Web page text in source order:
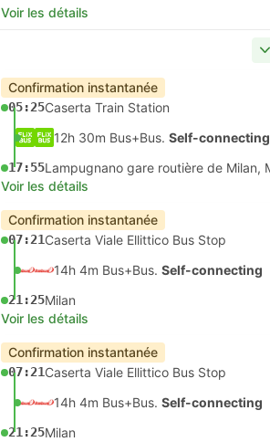
Voir les détails
Confirmation instantanée
05:25Caserta Train Station
12h 30m Bus+Bus. Self-connecting
17:55
Voir les détails
Confirmation instantanée
07:21Caserta Viale Ellittico Bus Stop
14h 4m Bus+Bus. Self-connecting
21:25Milan
Voir les détails
Confirmation instantanée
07:21Caserta Viale Ellittico Bus Stop
14h 4m Bus+Bus. Self-connecting
21:25Milan